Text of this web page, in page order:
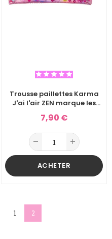
Trousse paillettes Karma
J'ai l'air ZEN marque les
7,90 €
ACHETER
1 2